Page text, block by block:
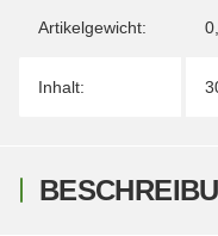
Artikelgewicht:
Inhalt: